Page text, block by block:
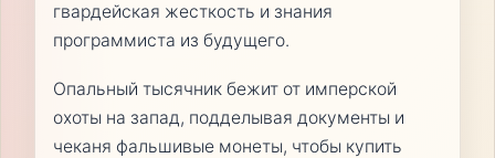
гвардейская жесткость и знания
программиста из будущего.
Опальный тысячник бежит от имперской
охоты на запад, подделывая документы и
чеканя фальшивые монеты, чтобы купить